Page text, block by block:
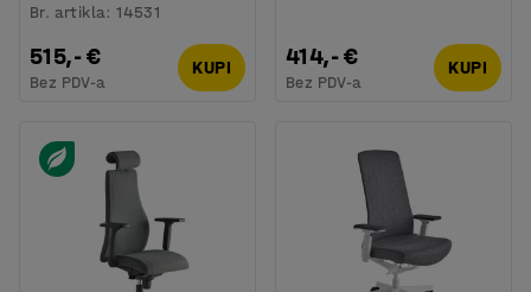
Br. artikla:14531
515,- €
Bez PDV-a
KUPI 414,- €
Bez PDV-a
KUPI